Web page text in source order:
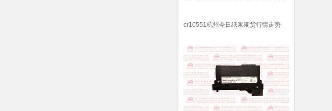
cr10551杭州今日纸浆期货行情走势